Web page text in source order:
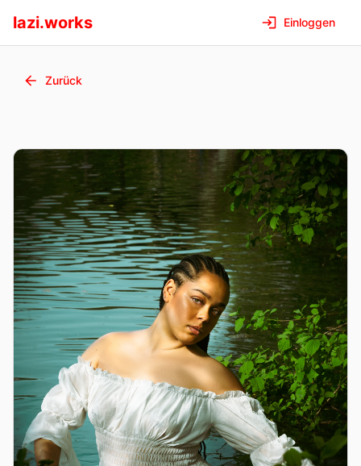
lazi.works Einloggen
Zurück